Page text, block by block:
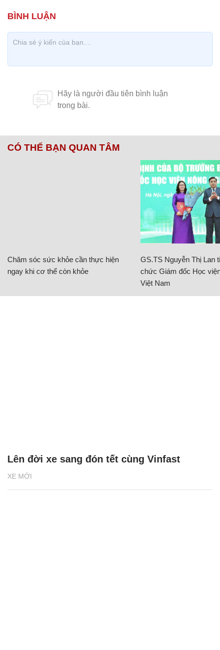
CÓ THỂ BẠN QUAN TÂM
Chăm sóc sức khỏe cần thực hiện
ngay khi cơ thể còn khỏe
GS.TS Nguyễn Thị Lan
chức Giám đốc Học
Việt Nam
XE MỚI
Lên đời xe sang đón tết cùng Vinfast